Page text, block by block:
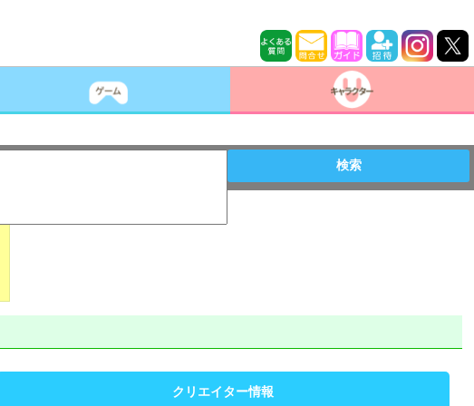
検索
クリエイター情報